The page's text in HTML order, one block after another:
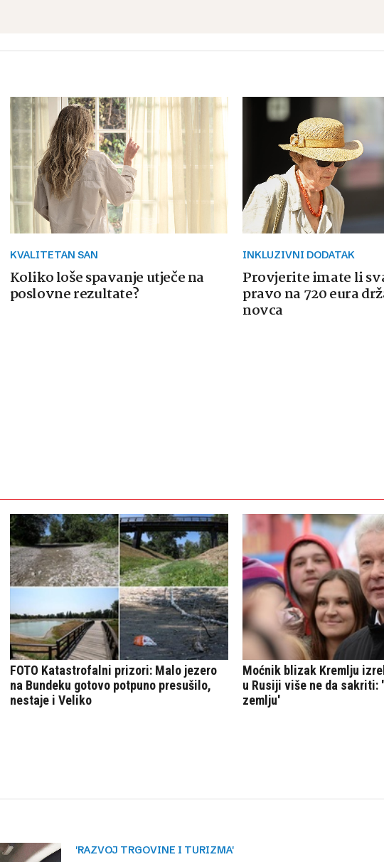
KVALITETAN SAN
Koliko loše spavanje utječe na
poslovne rezultate?
INKLUZIVNI DODATAK
Provjerite imate li
pravo na 720 eura
novca
'RAZVOJ TRGOVINE I TURIZMA'